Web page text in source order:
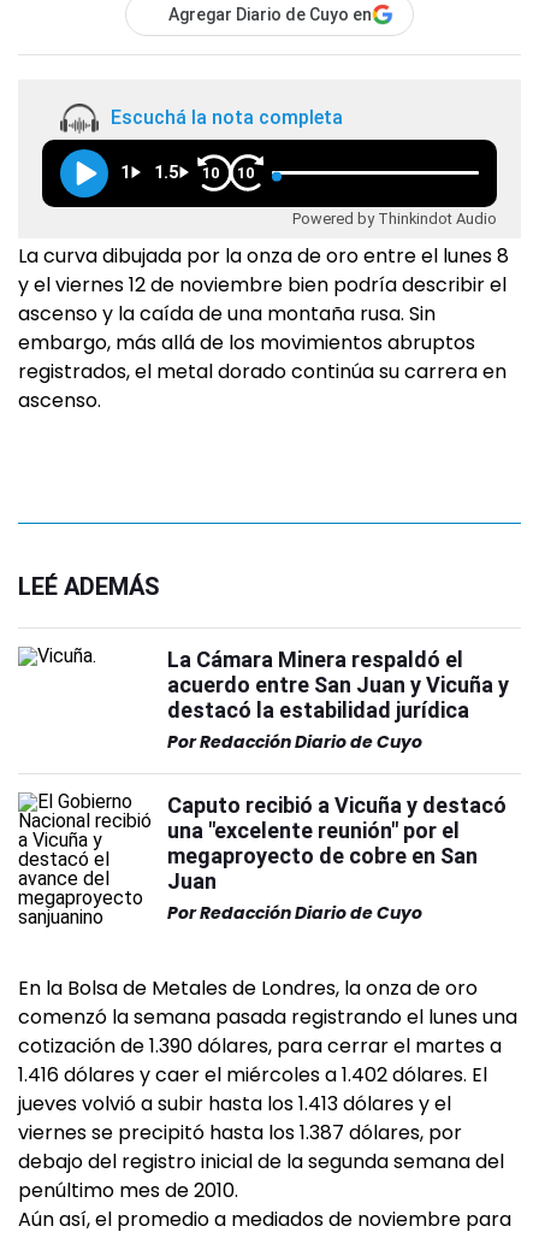
Agregar Diario de Cuyo en
Escuchá la nota completa
1 1.5 10 10
Powered by Thinkindot Audio
La curva dibujada por la onza de oro entre el lunes 8
y el viernes 12 de noviembre bien podría describir el
ascenso y la caída de una montaña rusa. Sin
embargo, más allá de los movimientos abruptos
registrados, el metal dorado continúa su carrera en
ascenso.
LEÉ ADEMÁS
La Cámara Minera respaldó el
acuerdo entre San Juan y Vicuña y
destacó la estabilidad jurídica
PorRedacción Diario de Cuyo
Caputo recibió a Vicuña y destacó
una "excelente reunión" por el
megaproyecto de cobre en San
Juan
PorRedacción Diario de Cuyo
En la Bolsa de Metales de Londres, la onza de oro
comenzó la semana pasada registrando el lunes una
cotización de 1.390 dólares, para cerrar el martes a
1.416 dólares y caer el miércoles a 1.402 dólares. El
jueves volvió a subir hasta los 1.413 dólares y el
viernes se precipitó hasta los 1.387 dólares, por
debajo del registro inicial de la segunda semana del
penúltimo mes de 2010.
Aún así, el promedio a mediados de noviembre para